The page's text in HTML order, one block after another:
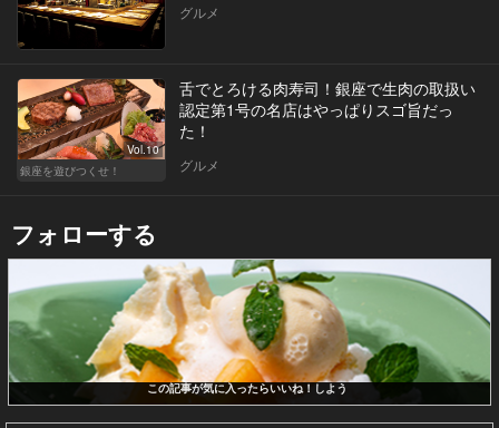
グルメ
Vol.10
銀座を遊びつくせ！
舌でとろける肉寿司！銀座で生肉の取扱い
認定第1号の名店はやっぱりスゴ旨だっ
た！
グルメ
フォローする
この記事が気に入ったらいいね！しよう